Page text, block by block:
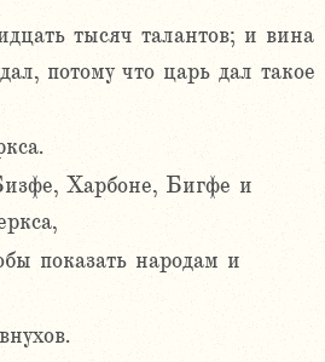
тысяч талантов; и вина
потому что царь дал такое
Харбоне, Бигфе и
показать народам и